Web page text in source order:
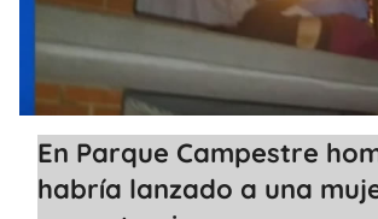
En Parque Campestre
habría lanzado a una